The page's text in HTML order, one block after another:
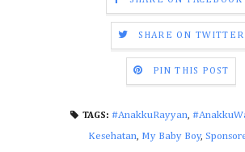
SHARE ON TWITTER
PIN THIS POST
TAGS: #AnakkuRayyan,
Kesehatan, My Baby Boy,